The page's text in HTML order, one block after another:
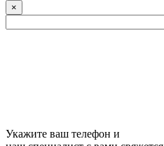
×
Укажите ваш телефон и